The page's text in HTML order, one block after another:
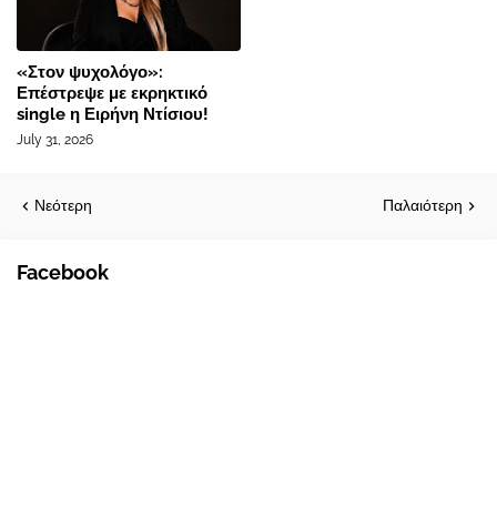
«Στον ψυχολόγο»:
Επέστρεψε με εκρηκτικό
single η Ειρήνη Ντίσιου!
July 31, 2026
Νεότερη Παλαιότερη
Facebook